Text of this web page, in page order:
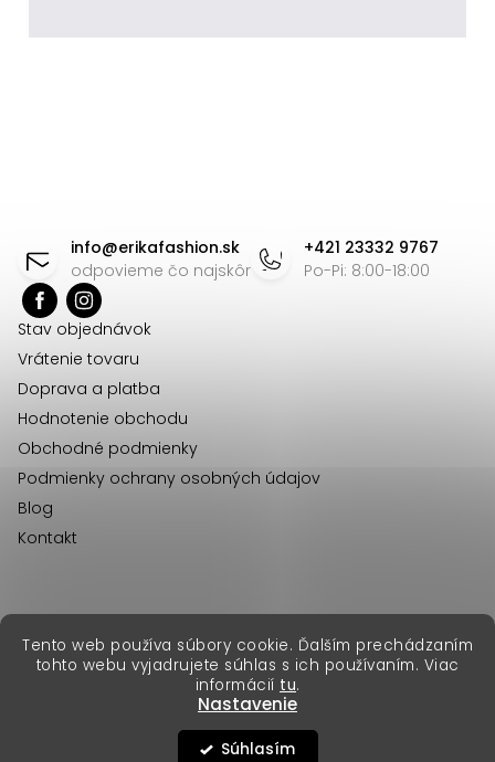
Tento web používa súbory cookie. Ďalším prechádzaním
tohto webu vyjadrujete súhlas s ich používaním. Viac
informácií tu.
Nastavenie
Súhlasím
info@erikafashion.sk
odpovieme čo najskôr
+421 23332 9767
Po-Pi: 8:00-18:00
Stav objednávok
Vrátenie tovaru
Doprava a platba
Hodnotenie obchodu
Obchodné podmienky
Podmienky ochrany osobných údajov
Blog
Kontakt
Vytvoril Shoptet Premium
Copyright 2026Erika Fashion. Všetky práva vyhradené.
erikafashion.cz